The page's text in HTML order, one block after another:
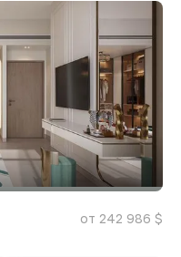
от 242 986 $